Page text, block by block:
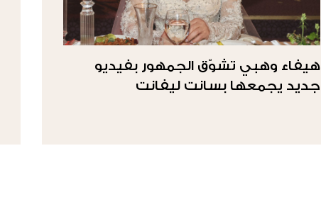
هيفاء وهبي تشوّق الجمهور بفيديو
جديد يجمعها بسانت ليفانت